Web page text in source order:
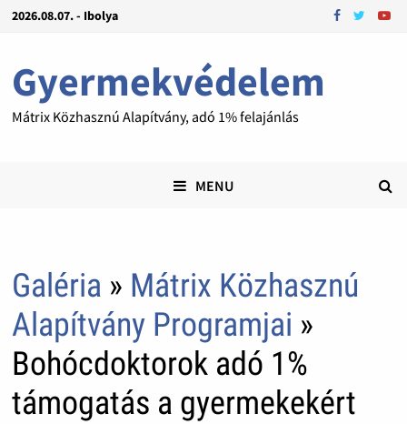
2026.08.07. - Ibolya
Gyermekvédelem
Mátrix Közhasznú Alapítvány, adó 1% felajánlás
MENU
Galéria » Mátrix Közhasznú
Alapítvány Programjai »
Bohócdoktorok adó 1%
támogatás a gyermekekért